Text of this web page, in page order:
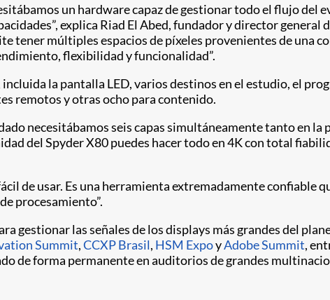
un hardware capaz de gestionar todo el flujo del
explica Riad El Abed, fundador y director general
tener múltiples espacios de píxeles provenientes de una
flexibilidad y funcionalidad”.
la pantalla LED, varios destinos en el estudio, el
remotos y otras ocho para contenido.
necesitábamos seis capas simultáneamente tanto en
del Spyder X80 puedes hacer todo en 4K con total
de usar. Es una herramienta extremadamente confiable
procesamiento”.
gestionar las señales de los displays más grandes del
Summit,CCXP Brasil, HSM ExpoyAdobe Summit,
de forma permanente en auditorios de grandes